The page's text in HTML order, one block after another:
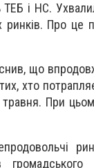
ТЕБ і НС.
ринків. Про це
що
хто
При
громадського